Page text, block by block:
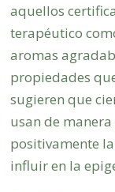
aquellos
terapéutico
aromas
propiedades
sugieren que
usan de
positivamente
influir en la